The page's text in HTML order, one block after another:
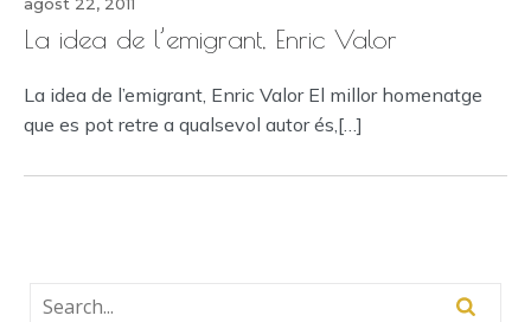
La idea de l’emigrant, Enric Valor
La idea de l’emigrant, Enric Valor El millor homenatge
que es pot retre a qualsevol autor és,[…]